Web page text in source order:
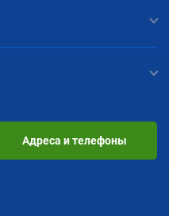
Адреса и телефоны